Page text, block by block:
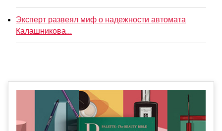
Эксперт развеял миф о надежности автомата
Калашникова...